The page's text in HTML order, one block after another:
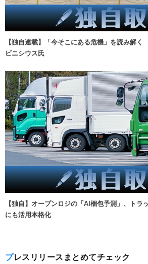
【独自連載】「今そこにある危機」を読み解
ビニシウス氏
【独自】オープンロジの「AI梱包予測」、トラ
にも活用本格化
プレスリリースまとめてチェック